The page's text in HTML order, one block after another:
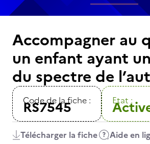
Accompagner au
un enfant ayant
du spectre de
Code de la fiche :
RS7545 Etat :
Télécharger la fiche Aide en